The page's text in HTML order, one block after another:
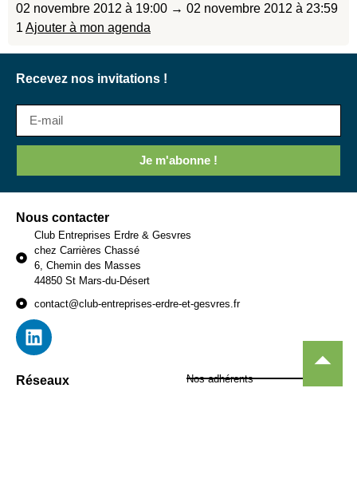
02 novembre 2012 à 19:00 → 02 novembre 2012 à 23:59
1 Ajouter à mon agenda
Recevez nos invitations !
Je m'abonne !
Nous contacter
Club Entreprises Erdre & Gesvres
chez Carrières Chassé
6, Chemin des Masses
44850 St Mars-du-Désert
contact@club-entreprises-erdre-et-gesvres.fr
Réseaux Nos adhérents